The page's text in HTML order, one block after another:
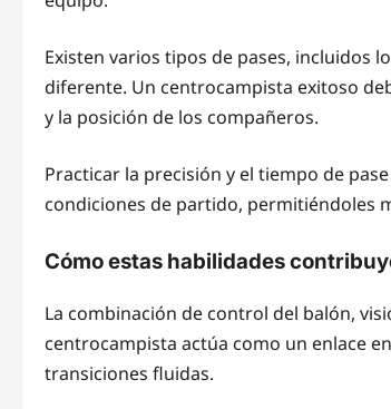
Existen varios tipos de pases, incluidos
diferente. Un centrocampista exitoso
y la posición de los compañeros.
Practicar la precisión y el tiempo de
condiciones de partido, permitiéndoles
Cómo estas habilidades
La combinación de control del balón,
centrocampista actúa como un enlace
transiciones fluidas.